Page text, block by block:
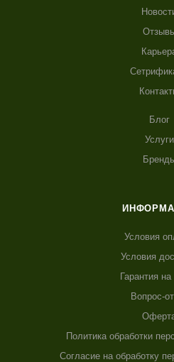
Блог
Услуги
Условия
Условия
Гарантия на
Вопрос-
Политика обработки
Согласие на обработку